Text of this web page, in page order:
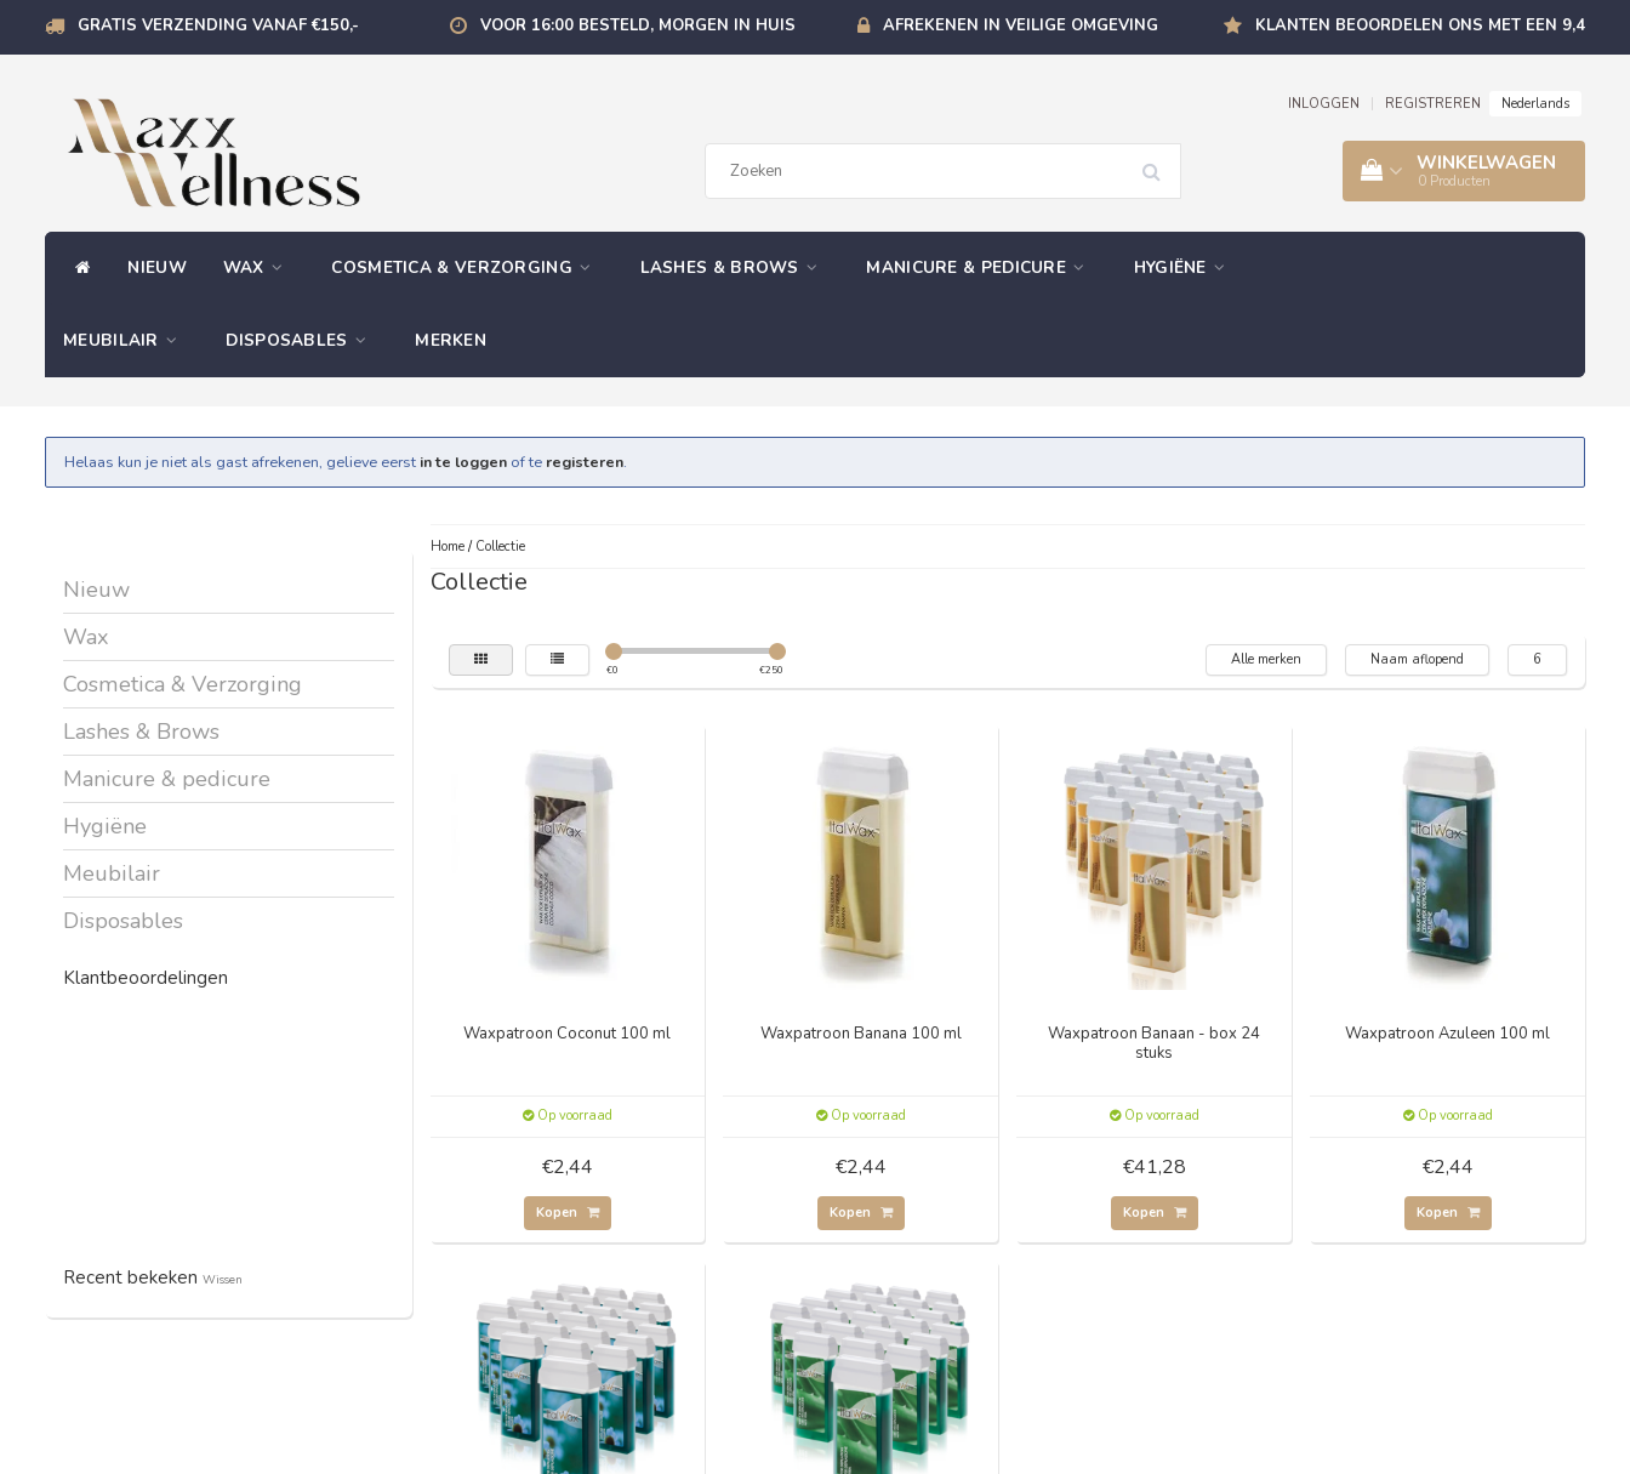
GRATIS VERZENDING VANAF €150,- VOOR 16:00 BESTELD, MORGEN IN HUIS AFREKENEN IN VEILIGE OMGEVING KLANTEN BEOORDELEN ONS MET EEN 9,4
INLOGGEN REGISTREREN Nederlands
WINKELWAGEN
0 Producten
NIEUW WAX COSMETICA & VERZORGING LASHES & BROWS MANICURE & PEDICURE HYGIËNE
MEUBILAIR DISPOSABLES MERKEN
Helaas kun je niet als gast afrekenen, gelieve eerst in te loggen of te registeren.
Nieuw
Wax
Cosmetica & Verzorging
Lashes & Brows
Manicure & pedicure
Hygiëne
Meubilair
Disposables
Klantbeoordelingen
Recent bekeken Wissen
Home/ Collectie
Collectie
€0 €250
Alle merken Naam aflopend 6
Waxpatroon Coconut 100 ml
Op voorraad
€2,44
Kopen
Waxpatroon Banana 100 ml
Op voorraad
€2,44
Kopen
Waxpatroon Banaan - box 24
stuks
Op voorraad
€41,28
Kopen
Waxpatroon Azuleen 100 ml
Op voorraad
€2,44
Kopen